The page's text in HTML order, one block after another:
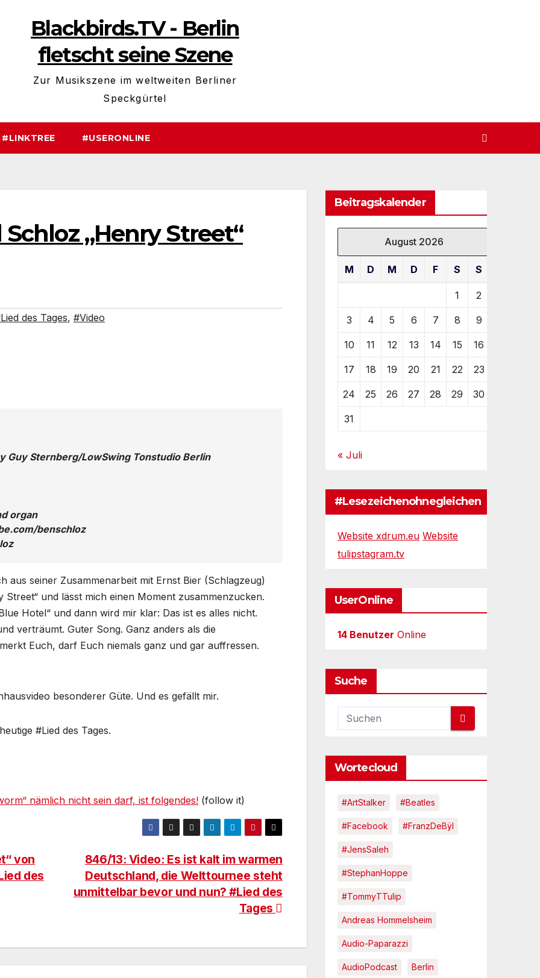
Blackbirds.TV - Berlin
fletscht seine Szene
Zur Musikszene im weltweiten Berliner
Speckgürtel
#LINKTREE #USERONLINE
Schloz „Henry Street“
des Tages, #Video
Guy Sternberg/LowSwing Tonstudio Berlin
organ
benschloz
aus seiner Zusammenarbeit mit Ernst Bier (Schlagzeug)
und lässt mich einen Moment zusammenzucken.
Hotel“ und dann wird mir klar: Das ist es alles nicht.
verträumt. Guter Song. Ganz anders als die
Euch, darf Euch niemals ganz und gar auffressen.
besonderer Güte. Und es gefällt mir.
#Lied des Tages.
nämlich nicht sein darf, ist folgendes! (follow it)
846/13: Video: Es ist kalt im warmen
Deutschland, die Welttournee steht
unmittelbar bevor und nun? #Lied des
Tages
von
des
Beitragskalender
August 2026
M D M D F S S
1 2
3 4 5 6 7 8 9
10 11 12 13 14 15 16
17 18 19 20 21 22 23
24 25 26 27 28 29 30
31
« Juli
#Lesezeichenohnegleichen
Website xdrum.eu Website
tulipstagram.tv
UserOnline
14 Benutzer Online
Suche
Wortecloud
#ArtStalker #Beatles
#Facebook #FranzDeBÿl
#JensSaleh
#StephanHoppe
#TommyTTulip
Andreas Hommelsheim
Audio-Paparazzi
AudioPodcast Berlin